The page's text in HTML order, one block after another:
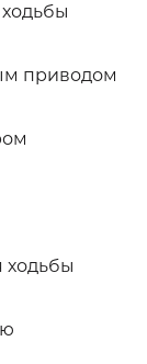
приводом
ходьбы